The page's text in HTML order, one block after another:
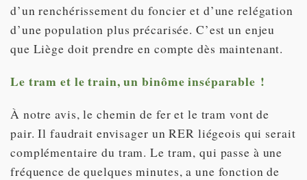
d’un renchérissement du foncier et d’une relégation
d’une population plus précarisée. C’est un enjeu
que Liège doit prendre en compte dès maintenant.
Le tram et le train, un binôme inséparable !
À notre avis, le chemin de fer et le tram vont de
pair. Il faudrait envisager un RER liégeois qui serait
complémentaire du tram. Le tram, qui passe à une
fréquence de quelques minutes, a une fonction de